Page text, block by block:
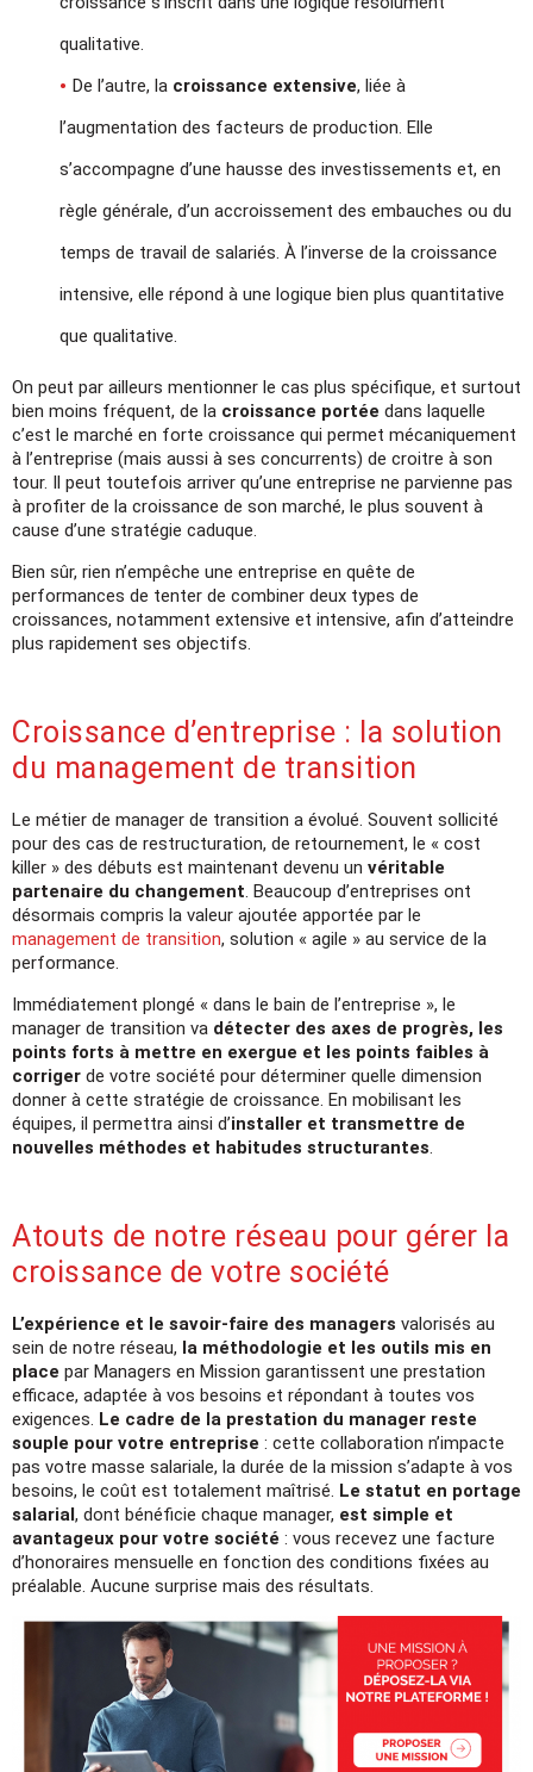
qualitative.
De l’autre, la croissance extensive, liée à
l’augmentation des facteurs de production. Elle
s’accompagne d’une hausse des investissements et, en
règle générale, d’un accroissement des embauches ou du
temps de travail de salariés. À l’inverse de la croissance
intensive, elle répond à une logique bien plus quantitative
que qualitative.
On peut par ailleurs mentionner le cas plus spécifique, et surtout
bien moins fréquent, de la croissance portée dans laquelle
c’est le marché en forte croissance qui permet mécaniquement
à l’entreprise (mais aussi à ses concurrents) de croitre à son
tour. Il peut toutefois arriver qu’une entreprise ne parvienne pas
à profiter de la croissance de son marché, le plus souvent à
cause d’une stratégie caduque.
Bien sûr, rien n’empêche une entreprise en quête de
performances de tenter de combiner deux types de
croissances, notamment extensive et intensive, afin d’atteindre
plus rapidement ses objectifs.
Croissance d’entreprise : la solution
du management de transition
Le métier de manager de transition a évolué. Souvent sollicité
pour des cas de restructuration, de retournement, le « cost
killer » des débuts est maintenant devenu un véritable
partenaire du changement . Beaucoup d’entreprises ont
désormais compris la valeur ajoutée apportée par le
management de transition, solution « agile » au service de la
performance.
Immédiatement plongé « dans le bain de l’entreprise », le
manager de transition va détecter des axes de progrès, les
points forts à mettre en exergue et les points faibles à
corriger de votre société pour déterminer quelle dimension
donner à cette stratégie de croissance. En mobilisant les
équipes, il permettra ainsi d’installer et transmettre de
nouvelles méthodes et habitudes structurantes
Atouts de notre réseau pour gérer la
croissance de votre société
L’expérience et le savoir-faire des managers valorisés au
sein de notre réseau, la méthodologie et les outils mis en
place par Managers en Mission garantissent une prestation
efficace, adaptée à vos besoins et répondant à toutes vos
exigences. Le cadre de la prestation du manager reste
souple pour votre entreprise : cette collaboration n’impacte
pas votre masse salariale, la durée de la mission s’adapte à vos
besoins, le coût est totalement maîtrisé. Le statut en portage
salarial, dont bénéficie chaque manager, est simple et
avantageux pour votre société : vous recevez une facture
d’honoraires mensuelle en fonction des conditions fixées au
préalable. Aucune surprise mais des résultats.